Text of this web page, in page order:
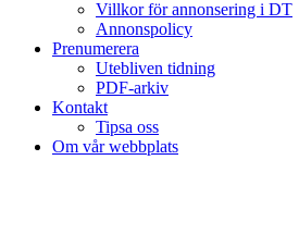
Villkor för annonsering i DT
Annonspolicy
Prenumerera
Utebliven tidning
PDF-arkiv
Kontakt
Tipsa oss
Om vår webbplats